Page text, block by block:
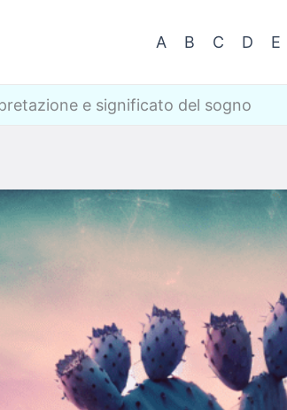
A B C D E
e significato del sogno